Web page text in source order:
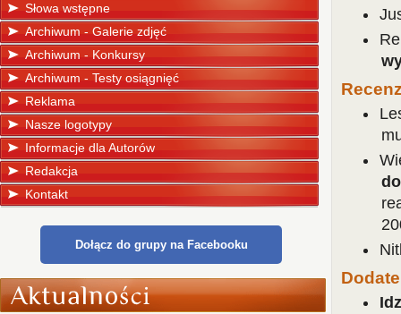
Słowa wstępne
Archiwum - Galerie zdjęć
Archiwum - Konkursy
Archiwum - Testy osiągnięć
Reklama
Nasze logotypy
Informacje dla Autorów
Redakcja
Kontakt
Dołącz do grupy na Facebooku